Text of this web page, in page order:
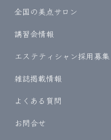
全国の美点サロン
講習会情報
エステティシャン採用募集
雑誌掲載情報
よくある質問
お問合せ